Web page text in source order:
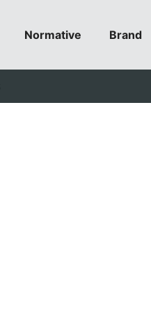
Normative Brand